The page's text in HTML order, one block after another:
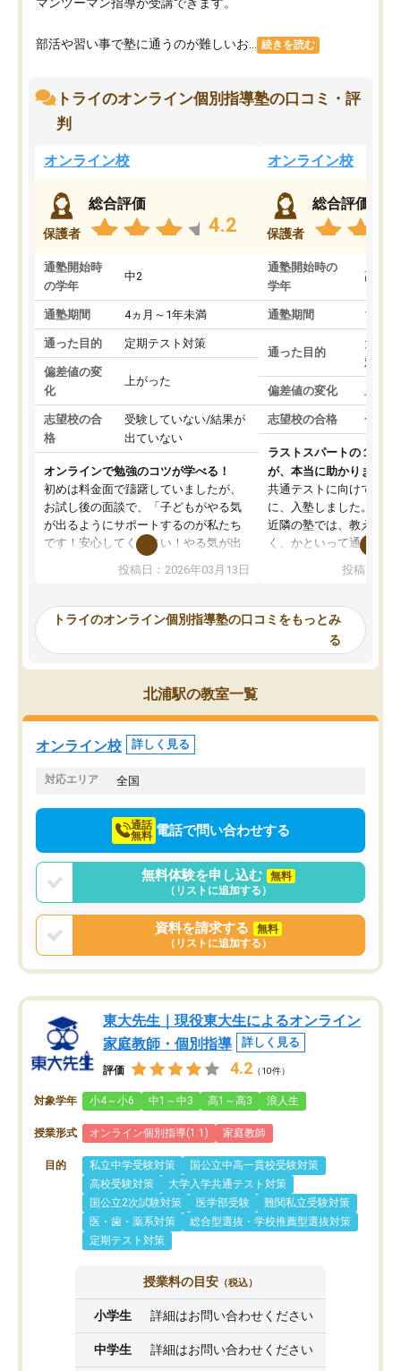
部活や習い事で塾に通うのが難しいお... 続きを読む
トライのオンライン個別指導塾の口コミ・評
判
オンライン校
保護者
総合評価
4.2
通塾開始時
の学年
中2
通塾期間 4ヵ月～1年未満
通った目的 定期テスト対策
偏差値の変
化
上がった
志望校の合
格
受験していない/結果が
出ていない
オンラインで勉強のコツが学べる！
初めは料金面で躊躇していましたが、
お試し後の面談で、「子どもがやる気
が出るようにサポートするのが私たち
です！安心してください！やる気が出
ないのは私たち講師の責任です」と言
ってくださり、確かに！と考えて、思
ったんですが、学生の先生から学ぶこ
み、徐々に成績が上がったらいいなと
思っていました。何が今足りないのか
を的確に指導いただき、子どももびっ
くりするほど楽しんでやる気を持って
塾を受けています。狙い通り、少しず
つ成績も上がり、苦手意識も無くなっ
てきたので、さらに苦手な数学も追加
でお願いしました。来年の高校受験に
投稿日：2026年03月13日
オンライン校
保護者
総合評価
通塾開始時の
学年
高3
通塾期間 1～3
通った目的
大学
対策
偏差値の変化
志望校の合格 合格
ラストスパートの１か月
が、本当に助かりました
共通テストに向けての追
に、入塾しました。田舎
近隣の塾では、教えても
く、かといって通うには
可能なので本当に助か
らないところをピンポイ
頂いて、とてもわかり
していました。一生を
スト、多少お金がかかっ
投稿日：
トライのオンライン個別指導塾の口コミをもっとみ
る
北浦駅の教室一覧
オンライン校 詳しく見る
対応エリア 全国
通話
無料 電話で問い合わせする
無料体験を申し込む
無料
（リストに追加する）
資料を請求する
無料
（リストに追加する）
東大先生｜現役東大生によるオンライン
家庭教師・個別指導
詳しく見る
評価 4.2 （10件）
対象学年 小4～小6 中1～中3 高1～高3 浪人生
授業形式 オンライン個別指導(1:1) 家庭教師
目的 私立中学受験対策
国公立中高一貫校受験対策
高校受験対策
大学入学共通テスト対策
国公立2次試験対策
医学部受験
難関私立受験対策
医・歯・薬系対策
総合型選抜・学校推薦型選抜対策
定期テスト対策
授業料の目安 （税込）
小学生 詳細はお問い合わせください
中学生 詳細はお問い合わせください